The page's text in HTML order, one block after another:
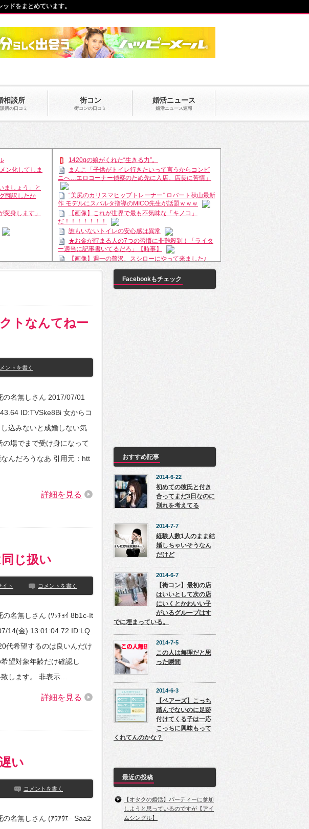
相談所
所の口コミ
街コン
街コンの口コミ
婚活ニュース
婚活ニュース速報
ドをまとめています。
ン化してしま
ましょう」と
翻訳したか
身します」
1420gの娘がくれた“生きる力”。
まんこ「子供がトイレ行きたいって言うからコンビ
ニへ…エロコーナー偵察のため先に入店。店長に苦情」
“美尻のカリスマヒップトレーナー” ロバート秋山最新
作 モデルにスパルタ指導のMICO先生が話題ｗｗｗ
【画像】これが世界で最も不気味な「キノコ」
だ！！！！！！！
誰もいないトイレの安心感は異常
★お金が貯まる人の7つの習慣に非難殺到！「ライタ
ー適当に記事書いてるだろ」【時事】
【画像】週一の贅沢、スシローにやって来ました♪
【岐阜】自転車女性とジョギング男性がぶつかり女
性が意識不明、男性は川に転落
オリンピックはすごいことになりそうだｗｗｗｗｗ」
てないだろ？言え」というメールが
Powered by livedoor 相互RSS
トなんてねー
ントを書く
の名無しさん 2017/07/01
ID:TVSke8Bi 女からコ
込みないと成婚しない気
の場でまで受け身になって
んだろうなあ 引用元：htt
詳細を見る
じ扱い
イト コメントを書く
の名無しさん (ﾜｯﾁｮｲ 8b1c-It
14(金) 13:01:04.72 ID:LQ
代希望するのは良いんだけ
望対象年齢だけ確認し
します。 非表示…
詳細を見る
い
コメントを書く
名無しさん (ｱｳｱｳｴｰ Saa2
Facebookもチェック
おすすめ記事
2014-6-22
初めての彼氏と付き
合ってまだ3日なのに
別れを考えてる
2014-7-7
経験人数1人のまま結
婚しちゃいそうなん
だけど
2014-6-7
【街コン】最初の店
はいいとして次の店
にいくとかわいい子
がいるグループはす
でに埋まっている。
2014-7-5
この人は無理だと思
った瞬間
2014-6-3
【ペアーズ】こっち
踏んでないのに足跡
付けてくる子は一応
こっちに興味もって
くれてんのかな？
最近の投稿
【オタクの婚活】パーティーに参加
しようと思っているのですが【アイ
ムシングル】